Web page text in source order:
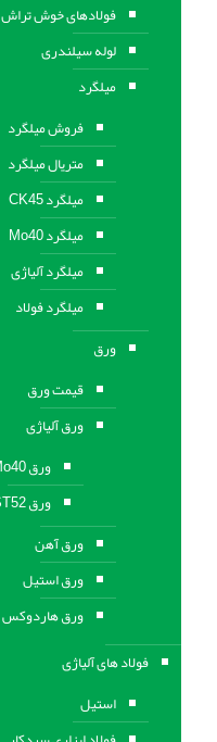
فولادهای خوش تراش
لوله سیلندری
میلگرد
فروش میلگرد
متریال میلگرد
میلگرد CK45
میلگرد Mo40
میلگرد آلیاژی
میلگرد فولاد
ورق
قیمت ورق
ورق آلیاژی
ورق Mo40
ورق ST52
ورق آهن
ورق استيل
ورق هاردوکس
فولاد های آلیاژی
استیل